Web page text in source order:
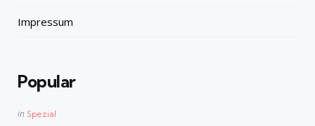
Impressum
Popular
Posted
in Spezial